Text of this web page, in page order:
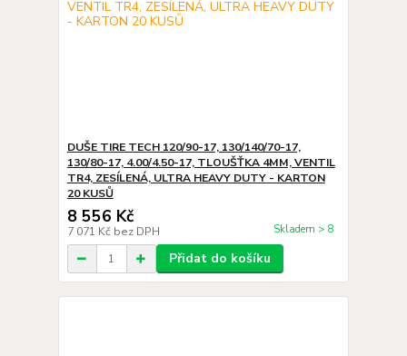
DUŠE TIRE TECH 120/90-17, 130/140/70-17,
130/80-17, 4.00/4.50-17, TLOUŠŤKA 4MM, VENTIL
TR4, ZESÍLENÁ, ULTRA HEAVY DUTY - KARTON
20 KUSŮ
8 556 Kč
7 071 Kč bez DPH Skladem > 8
Přidat do košíku